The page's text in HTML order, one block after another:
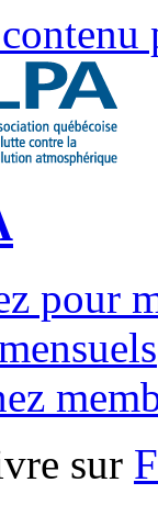
pour
sur